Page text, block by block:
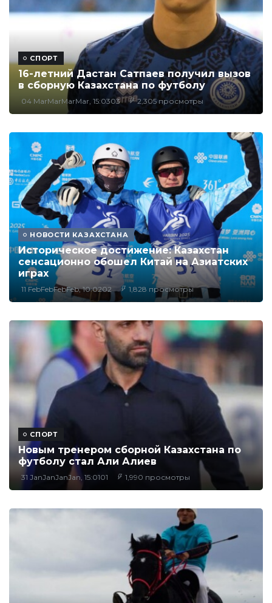
СПОРТ
16-летний Дастан Сатпаев получил вызов
в сборную Казахстана по футболу
04 MarMarMarMar, 15:0303 2,305 просмотры
НОВОСТИ КАЗАХСТАНА
Историческое достижение: Казахстан
сенсационно обошел Китай на Азиатских
играх
11 FebFebFebFeb, 10:0202 1,828 просмотры
СПОРТ
Новым тренером сборной Казахстана по
футболу стал Али Алиев
31 JanJanJanJan, 15:0101 1,990 просмотры